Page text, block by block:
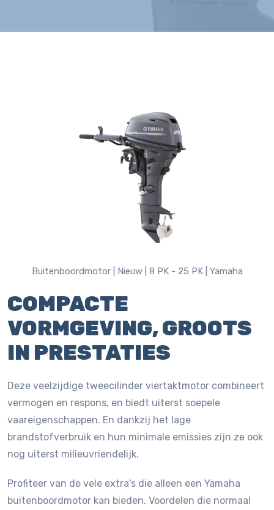
Buitenboordmotor | Nieuw | 8 PK - 25 PK | Yamaha
COMPACTE
VORMGEVING, GROOTS
IN PRESTATIES
Deze veelzijdige tweecilinder viertaktmotor combineert
vermogen en respons, en biedt uiterst soepele
vaareigenschappen. En dankzij het lage
brandstofverbruik en hun minimale emissies zijn ze ook
nog uiterst milieuvriendelijk.
Profiteer van de vele extra's die alleen een Yamaha
buitenboordmotor kan bieden. Voordelen die normaal